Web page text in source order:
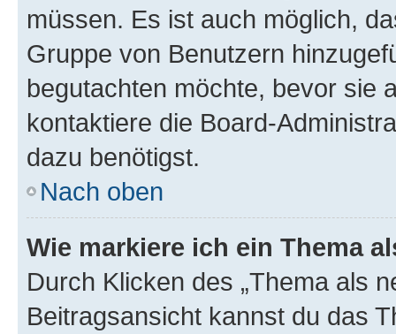
müssen. Es ist auch möglich,
Gruppe von Benutzern
begutachten möchte, bevor sie
kontaktiere die Board-
dazu benötigst.
Nach oben
Wie markiere ich ein Thema
Durch Klicken des „Thema als
Beitragsansicht kannst du das